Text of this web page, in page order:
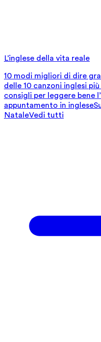
L'inglese della vita reale
10 modi migliori di dire
delle 10 canzoni inglesi
consigli per leggere bene
appuntamento in inglese
NataleVedi tutti